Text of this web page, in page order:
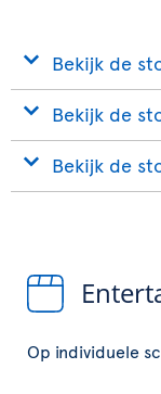
Bekijk de
Bekijk de
Bekijk de
Op individuele